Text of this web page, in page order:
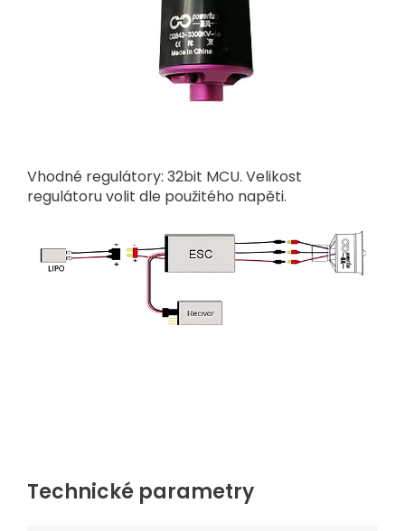
Vhodné regulátory: 32bit MCU. Velikost
regulátoru volit dle použitého napěti.
Technické parametry